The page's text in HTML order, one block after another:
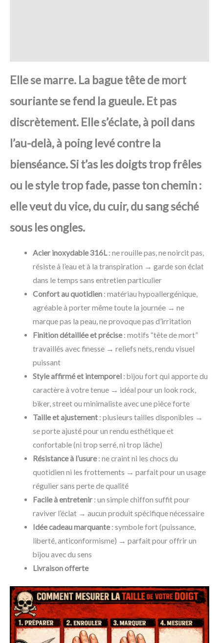
Elle se marre. La bague tête de mort
souriante se fend la gueule. Et pas
discrètement. Elle s’éclate, à poil dans
l’au-delà, à poing levé contre la
bienséance. Si t’as les doigts trop frêles
ou le style trop fade, passe ton chemin :
elle veut du vice, du cuir, du sang séché
sous les ongles.
Acier inoxydable 316L: ne rouille pas, ne noircit pas,
résiste à l’eau et à la transpiration → garde son éclat
dans le temps sans entretien particulier
Confort au quotidien: matériau hypoallergénique,
agréable à porter même toute la journée → ne
marque pas la peau, ne provoque pas d’irritation
Finition détaillée et précise: motifs “tête de mort”
travaillés avec finesse → reliefs nets, rendu visuel
puissant
Style affirmé et intemporel: bijou fort qui apporte du
caractère à votre tenue → idéal pour un look rock,
biker, street ou minimaliste avec une pièce forte
Taille et ajustement: plusieurs tailles disponibles →
se porte ajusté pour un rendu esthétique et
confortable (ni trop serré, ni trop lâche)
Résistance à l’usure: ne craint ni les chocs du
quotidien ni les frottements → parfait pour un usage
régulier sans perte de qualité
Facile à entretenir: un simple chiffon suffit pour
raviver l’éclat → aucun produit spécifique nécessaire
Idée cadeau marquante: symbole fort (puissance,
liberté, anticonformisme) → parfait pour offrir un
bijou avec du sens
Livraison offerte